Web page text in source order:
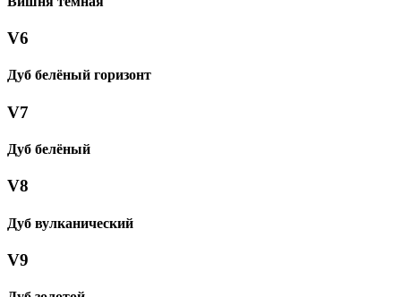
V6
Дуб белёный горизонт
V7
Дуб белёный
V8
Дуб вулканический
V9